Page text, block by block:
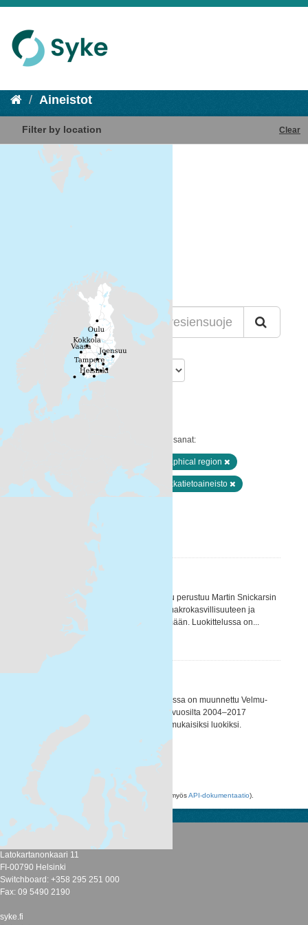
Aineistot
Filter by location Clear
Lajittelu
Löytyi 2 aineistoa
Avainsanat:
biogeographical region
itämeri.fi Ei-Inspire Paikkatietoaineisto
Suodattimen tulokset
Nannut-luokittelu
NANNUT-LUOKITTELU Nannut-työkalu perustuu Martin Snickarsin
NANNUT –hankkeessa kehittämään, makrokasvillisuuteen ja
sinisimpukoihin keskittyvään menetelmään. Luokittelussa on...
HUB BIOTOOPPILUOKITUS Karttatasossa on muunnettu Velmu-
hankkeen sukellus ja videointiaineisto vuosilta 2004–2017
HELCOM HUB –biotooppiluokituksen mukaisiksi luokiksi.
Luokitus...
WMS
Voit käyttää rekisteriä myös API avulla (katso myösAPI-dokumentaatio).
Suomen ympäristökeskus
Latokartanonkaari 11
FI-00790 Helsinki
Switchboard: +358 295 251 000
Fax: 09 5490 2190
syke.fi